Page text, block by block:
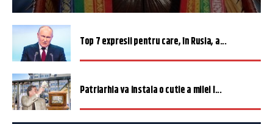
Top 7 expresii pentru care, în Rusia, a...
Patriarhia va instala o cutie a milei î...